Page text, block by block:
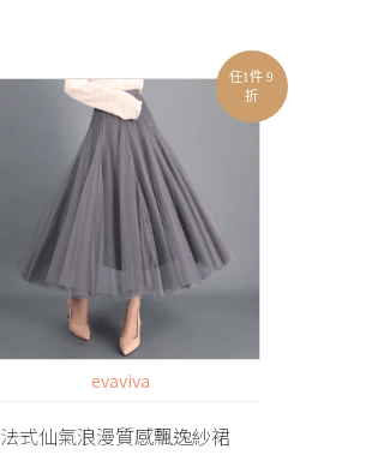
任1件 9
折
evaviva
法式仙氣浪漫質感飄逸紗裙